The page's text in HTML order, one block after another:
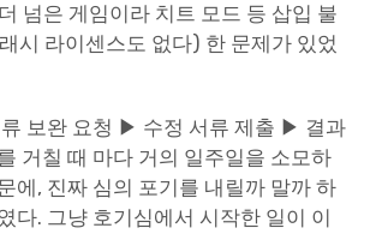
넘은 게임이라 치트 모드 등 삽입 불
시 라이센스도 없다) 한 문제가 있었
류 보완 요청 ▶ 수정 서류 제출 ▶ 결과
거칠 때 마다 거의 일주일을 소모하
에, 진짜 심의 포기를 내릴까 말까 하
다. 그냥 호기심에서 시작한 일이 이